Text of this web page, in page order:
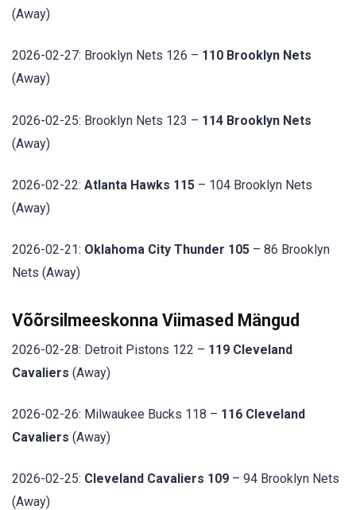
(Away)
2026-02-27: Brooklyn Nets 126 – 110 Brooklyn Nets
(Away)
2026-02-25: Brooklyn Nets 123 – 114 Brooklyn Nets
(Away)
2026-02-22: Atlanta Hawks 115 – 104 Brooklyn Nets
(Away)
2026-02-21: Oklahoma City Thunder 105 – 86 Brooklyn
Nets (Away)
Võõrsilmeeskonna Viimased Mängud
2026-02-28: Detroit Pistons 122 – 119 Cleveland
Cavaliers (Away)
2026-02-26: Milwaukee Bucks 118 – 116 Cleveland
Cavaliers (Away)
2026-02-25: Cleveland Cavaliers 109 – 94 Brooklyn Nets
(Away)